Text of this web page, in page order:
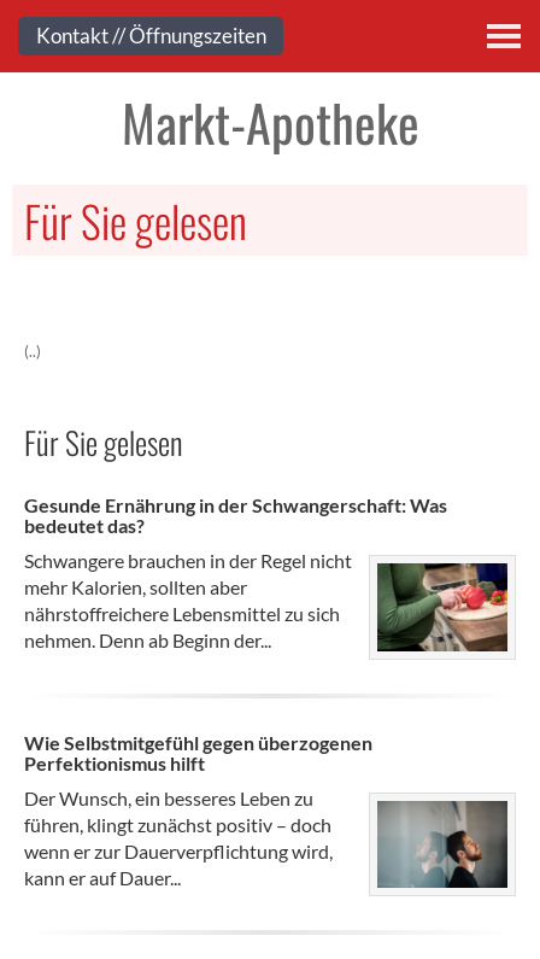
Kontakt
Markt-Apotheke
Für Sie gelesen
(..)
Für Sie gelesen
Gesunde Ernährung in der Schwangerschaft: Was
bedeutet das?
Schwangere brauchen in der Regel nicht
mehr Kalorien, sollten aber
nährstoffreichere Lebensmittel zu sich
nehmen. Denn ab Beginn der...
Wie Selbstmitgefühl gegen überzogenen
Perfektionismus hilft
Der Wunsch, ein besseres Leben zu
führen, klingt zunächst positiv – doch
wenn er zur Dauerverpflichtung wird,
kann er auf Dauer...
Kontakt // Öffnungszeiten